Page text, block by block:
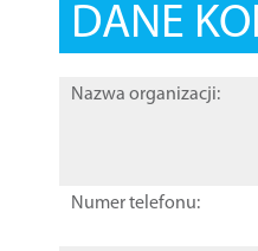
DANE
Nazwa organizacji:
Numer telefonu: